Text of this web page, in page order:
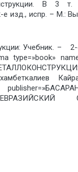
В 3
е изд., испр. – М.:
Учебник. –
type=»book»